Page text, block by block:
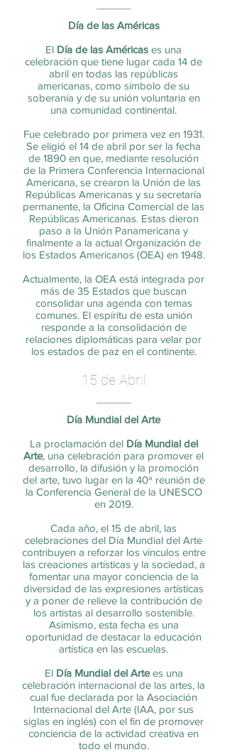
Día de las Américas
El Día de las Américas es una
celebración que tiene lugar cada 14 de
abril en todas las repúblicas
americanas, como símbolo de su
soberanía y de su unión voluntaria en
una comunidad continental.
Fue celebrado por primera vez en 1931.
Se eligió el 14 de abril por ser la fecha
de 1890 en que, mediante resolución
de la Primera Conferencia Internacional
Americana, se crearon la Unión de las
Repúblicas Americanas y su secretaría
permanente, la Oficina Comercial de las
Repúblicas Americanas. Estas dieron
paso a la Unión Panamericana y
finalmente a la actual Organización de
los Estados Americanos (OEA) en 1948.
Actualmente, la OEA está integrada por
más de 35 Estados que buscan
consolidar una agenda con temas
comunes. El espíritu de esta unión
responde a la consolidación de
relaciones diplomáticas para velar por
los estados de paz en el continente.
15 de Abril
Día Mundial del Arte
La proclamación del Día Mundial del
Arte, una celebración para promover el
desarrollo, la difusión y la promoción
del arte, tuvo lugar en la 40ª reunión de
la Conferencia General de la UNESCO
en 2019.
Cada año, el 15 de abril, las
celebraciones del Día Mundial del Arte
contribuyen a reforzar los vínculos entre
las creaciones artísticas y la sociedad, a
fomentar una mayor conciencia de la
diversidad de las expresiones artísticas
y a poner de relieve la contribución de
los artistas al desarrollo sostenible.
Asimismo, esta fecha es una
oportunidad de destacar la educación
artística en las escuelas.
El Día Mundial del Artees una
celebración internacional de las artes, la
cual fue declarada por la Asociación
Internacional del Arte (IAA, por sus
siglas en inglés) con el fin de promover
conciencia de la actividad creativa en
todo el mundo.